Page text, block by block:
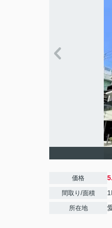
価格
間取り/面積
所在地